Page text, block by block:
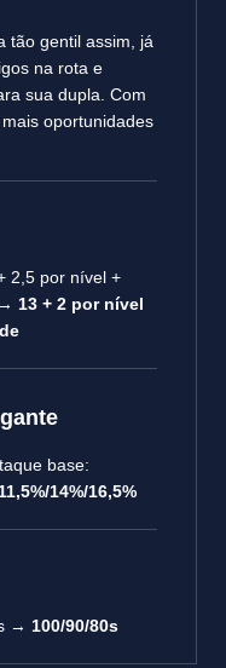
tão gentil assim, já
na rota e
sua dupla. Com
oportunidades
2,5 por nível +
13 + 2 por nível
base:
14%/16,5%
→ 100/90/80s